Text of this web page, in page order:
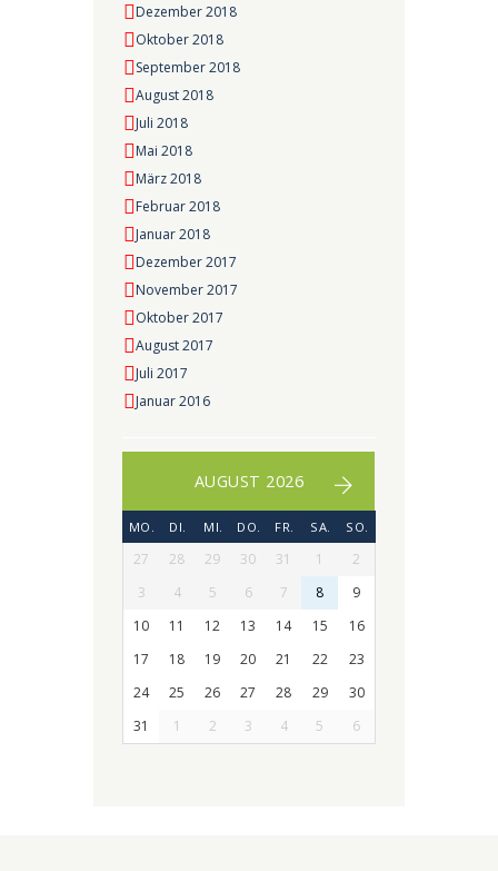
Dezember 2018
Oktober 2018
September 2018
August 2018
Juli 2018
Mai 2018
März 2018
Februar 2018
Januar 2018
Dezember 2017
November 2017
Oktober 2017
August 2017
Juli 2017
Januar 2016
AUGUST 2026
MO. DI. MI. DO. FR. SA. SO.
27 28 29 30 31 1
2
3
4 5 6 7 8
9
10
11 12 13 14 15
16
17
18 19 20 21 22
23
24
25 26 27 28 29
30
31
1 2 3 4 5 6